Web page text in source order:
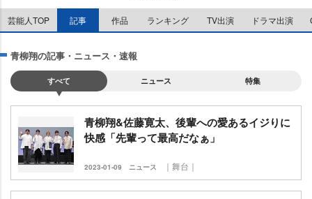
芸能人TOP 記事 作品 ランキング TV出演 ドラマ出演
青柳翔の記事・ニュース・速報
すべて ニュース 特集
青柳翔&佐藤寛太、後輩への愛あるイジりに
快感「先輩って最高だなぁ」
2023-01-09 ニュース ｜舞台｜